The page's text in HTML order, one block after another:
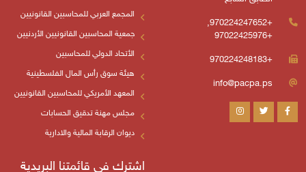
المجمع العربي للمحاسبين القانونيين
جمعية المحاسبين القانونيين الأردنيين
الأتحاد الدولي للمحاسبين
هيئة سوق رأس المال الفلسطينية
المعهد الأمريكي للمحاسبين القانونيين
مجلس مهنة تدقيق الحسابات
ديوان الرقابة المالية والادارية
اشترك في قائمتنا البريدية